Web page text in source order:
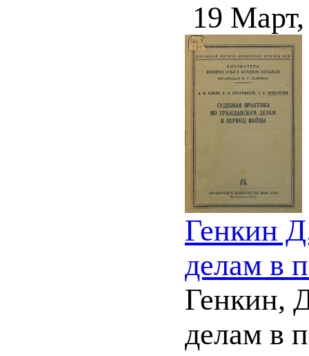
19
Генкин
делам в
Генкин,
делам в